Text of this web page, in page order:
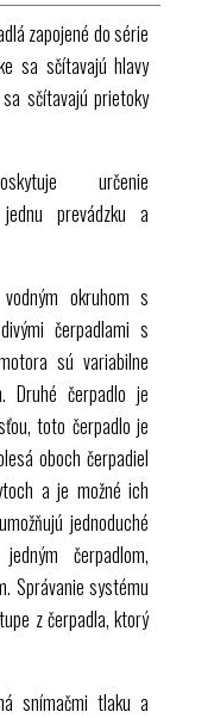
zapojené do série
sa sčítavajú hlavy
sčítavajú prietoky
určenie
prevádzku a
okruhom s
čerpadlami s
sú variabilne
Druhé čerpadlo je
toto čerpadlo je
oboch čerpadiel
a je možné ich
jednoduché
čerpadlom,
Správanie systému
z čerpadla, ktorý
snímačmi tlaku a